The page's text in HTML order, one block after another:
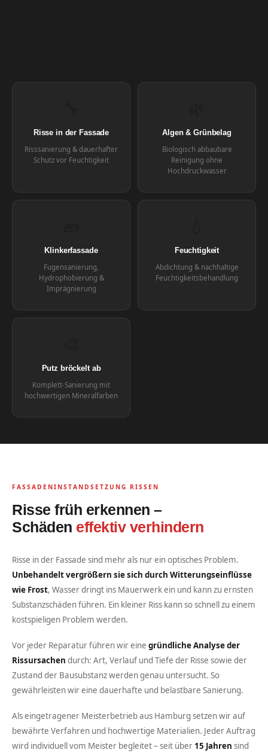
Risse in der Fassade
Risssanierung & dauerhafter
Schutz vor Feuchtigkeit
Algen & Grünbelag
Biologisch abbaubare
Reinigung ohne
Hochdruckwasser
Klinkerfassade
Fugensanierung,
Hydrophobierung &
Imprägnierung
Feuchtigkeit
Abdichtung & nachhaltige
Feuchtigkeitsbehandlung
Putz bröckelt ab
Komplett-Sanierung mit
hochwertigen Mineralfarben
FASSADENINSTANDSETZUNG RISSEN
Risse früh erkennen –
Schäden effektiv verhindern
Risse in der Fassade sind mehr als nur ein optisches Problem.
Unbehandelt vergrößern sie sich durch Witterungseinflüsse
wie Frost, Wasser dringt ins Mauerwerk ein und kann zu ernsten
Substanzschäden führen. Ein kleiner Riss kann so schnell zu einem
kostspieligen Problem werden.
Vor jeder Reparatur führen wir eine gründliche Analyse der
Rissursachen durch: Art, Verlauf und Tiefe der Risse sowie der
Zustand der Bausubstanz werden genau untersucht. So
gewährleisten wir eine dauerhafte und belastbare Sanierung.
Als eingetragener Meisterbetrieb aus Hamburg setzen wir auf
bewährte Verfahren und hochwertige Materialien. Jeder Auftrag
wird individuell vom Meister begleitet – seit über 15 Jahren sind